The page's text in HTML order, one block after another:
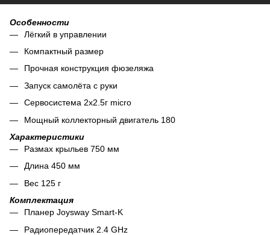
Особенности
Лёгкий в управлении
Компактный размер
Прочная конструкция фюзеляжа
Запуск самолёта с руки
Сервосистема 2x2.5г micro
Мощный коллекторный двигатель 180
Характеристики
Размах крыльев 750 мм
Длина 450 мм
Вес 125 г
Комплектация
Планер Joysway Smart-K
Радиопередатчик 2.4 GHz